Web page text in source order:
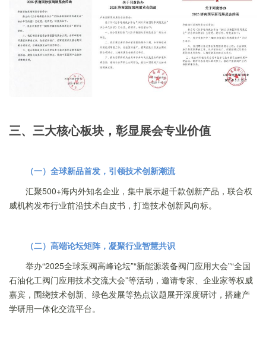
三、三大核心板块，彰显展会专业价值
（一）全球新品首发，引领技术创新潮流
汇聚500+海内外知名企业，集中展示超千款创新产品，联合权
威机构发布行业前沿技术白皮书，打造技术创新风向标。
（二）高端论坛矩阵，凝聚行业智慧共识
举办“2025全球泵阀高峰论坛”“新能源装备阀门应用大会”“全国
石油化工阀门应用技术交流大会”等活动，邀请专家、企业家等权威
嘉宾，围绕技术创新、绿色发展等热点议题展开深度研讨，搭建产
学研用一体化交流平台。